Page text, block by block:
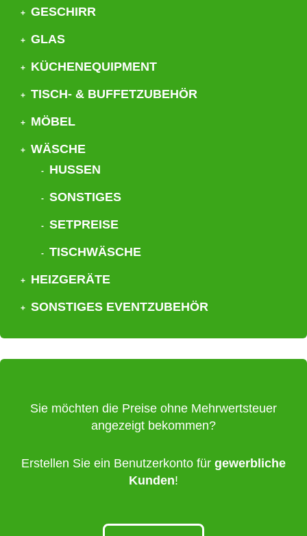
GESCHIRR
GLAS
KÜCHENEQUIPMENT
TISCH- & BUFFETZUBEHÖR
MÖBEL
WÄSCHE
HUSSEN
SONSTIGES
SETPREISE
TISCHWÄSCHE
HEIZGERÄTE
SONSTIGES EVENTZUBEHÖR
Sie möchten die Preise ohne Mehrwertsteuer
angezeigt bekommen?
Erstellen Sie ein Benutzerkonto für gewerbliche
Kunden!